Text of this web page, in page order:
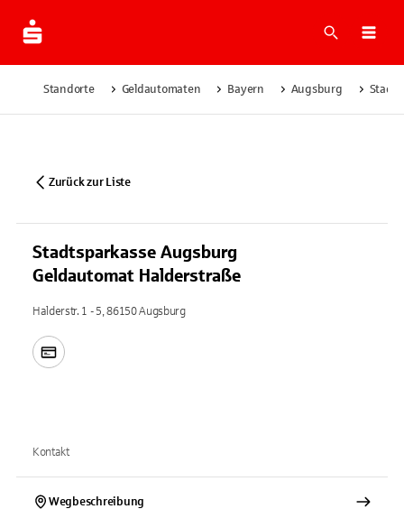
Suche
Standorte Geldautomaten Bayern Augsburg
Zurück zur Liste
Stadtsparkasse Augsburg
Geldautomat Halderstraße
Halderstr. 1 - 5, 86150 Augsburg
Kontakt
Wegbeschreibung